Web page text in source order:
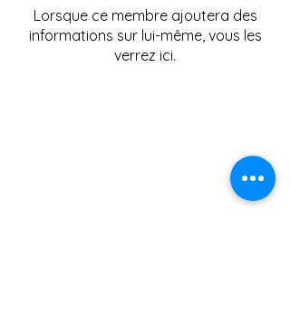
Lorsque ce membre ajoutera des
informations sur lui-même, vous les
verrez ici.